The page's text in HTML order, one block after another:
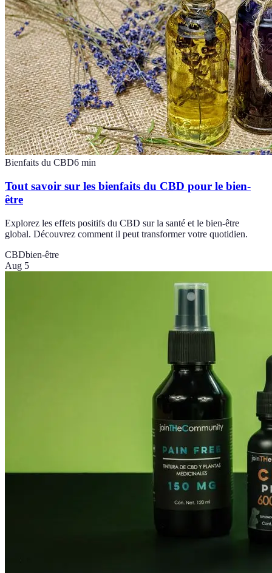
Bienfaits du CBD6 min
Tout savoir sur les bienfaits du CBD pour le bien-
être
Explorez les effets positifs du CBD sur la santé et le bien-être
global. Découvrez comment il peut transformer votre quotidien.
CBDbien-être
Aug 5